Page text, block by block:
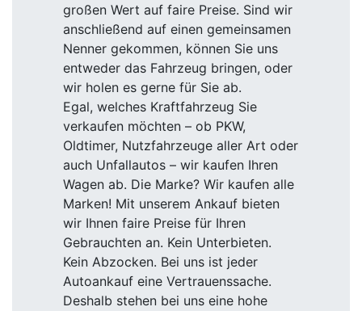
großen Wert auf faire Preise. Sind wir
anschließend auf einen gemeinsamen
Nenner gekommen, können Sie uns
entweder das Fahrzeug bringen, oder
wir holen es gerne für Sie ab.
Egal, welches Kraftfahrzeug Sie
verkaufen möchten – ob PKW,
Oldtimer, Nutzfahrzeuge aller Art oder
auch Unfallautos – wir kaufen Ihren
Wagen ab. Die Marke? Wir kaufen alle
Marken! Mit unserem Ankauf bieten
wir Ihnen faire Preise für Ihren
Gebrauchten an. Kein Unterbieten.
Kein Abzocken. Bei uns ist jeder
Autoankauf eine Vertrauenssache.
Deshalb stehen bei uns eine hohe